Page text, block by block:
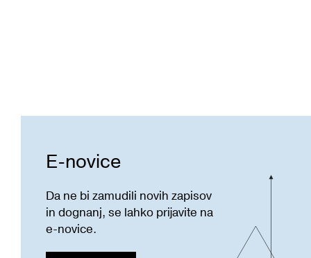
E-novice
Da ne bi zamudili novih zapisov
in dognanj, se lahko prijavite na
e-novice.